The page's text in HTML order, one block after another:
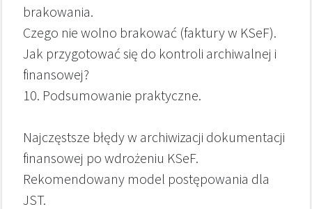
brakowania.
Czego nie wolno brakować (faktury w KSeF).
Jak przygotować się do kontroli archiwalnej i
finansowej?
10. Podsumowanie praktyczne.
Najczęstsze błędy w archiwizacji dokumentacji
finansowej po wdrożeniu KSeF.
Rekomendowany model postępowania dla
JST.